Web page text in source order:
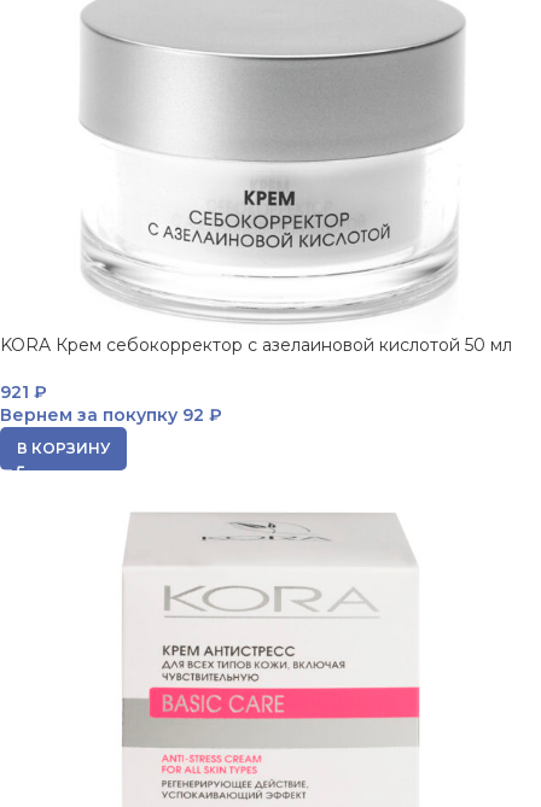
KORA Крем себокорректор с азелаиновой кислотой 50 мл
921 ₽
Вернем за покупку 92 ₽
В КОРЗИНУ